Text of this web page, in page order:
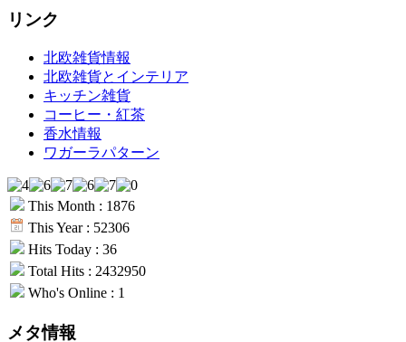
リンク
北欧雑貨情報
北欧雑貨とインテリア
キッチン雑貨
コーヒー・紅茶
香水情報
ワガーラパターン
This Month : 1876
This Year : 52306
Hits Today : 36
Total Hits : 2432950
Who's Online : 1
メタ情報